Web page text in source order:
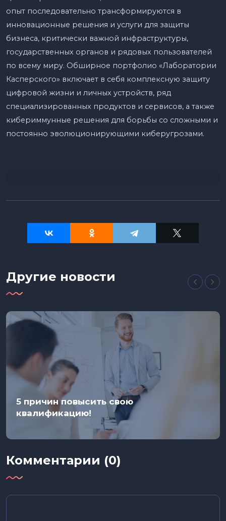
опыт последовательно трансформируются в
инновационные решения и услуги для защиты
бизнеса, критически важной инфраструктуры,
государственных органов и рядовых пользователей
по всему миру. Обширное портфолио «Лаборатории
Касперского» включает в себя комплексную защиту
цифровой жизни и личных устройств, ряд
специализированных продуктов и сервисов, а также
кибериммунные решения для борьбы со сложными и
постоянно эволюционирующими киберугрозами.
Другие новости
5 причин повысить свою
квалификацию!
Комментарии (0)